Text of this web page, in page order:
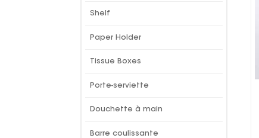
Shelf
Paper Holder
Tissue Boxes
Porte-serviette
Douchette à main
Barre coulissante